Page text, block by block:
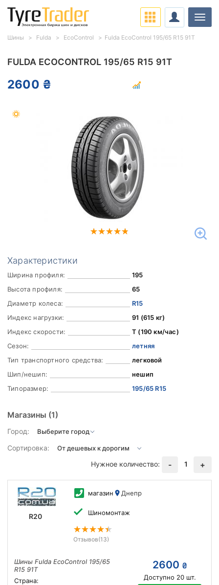
FULDA ECOCONTROL 195/65 R15 91T
2600 ₴
Характеристики
Ширина профиля:
195
Высота профиля:
65
Диаметр колеса:
R15
Индекс нагрузки:
91 (615 кг)
Индекс скорости:
T (190 км/час)
Сезон:
летняя
Тип транспортного средства:
легковой
Шип/нешип:
нешип
Типоразмер:
195/65 R15
Магазины (1)
Город:
Сортировка:
Нужное количество:
- 1 +
R20
магазин Днепр
Шиномонтаж
Отзывов(13)
Шины Fulda EcoControl 195/65
R15 91T
Страна:
2600 ₴
Доступно 20шт.
Шины Fulda EcoControl Fulda EcoControl 195/65 R15 91T